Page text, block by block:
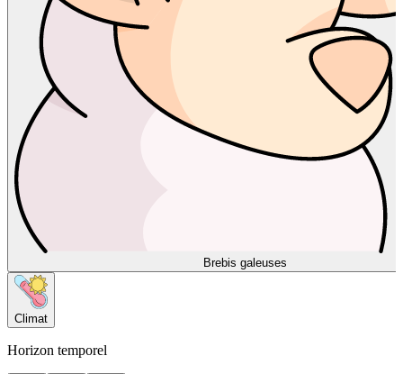
Brebis galeuses
Climat
Horizon temporel